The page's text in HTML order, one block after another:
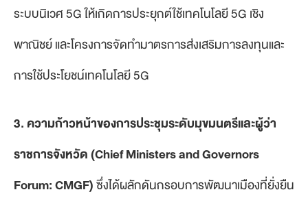
ระบบนิเวศ 5G ให้เกิดการประยุกต์ใช้เทคโนโลยี 5G เชิง
พาณิชย์ และโครงการจัดทำมาตรการส่งเสริมการลงทุนและ
การใช้ประโยชน์เทคโนโลยี 5G
3. ความก้าวหน้าของการประชุมระดับมุขมนตรีและผู้ว่า
ราชการจังหวัด (Chief Ministers and Governors
Forum: CMGF)ซึ่งได้ผลักดันกรอบการพัฒนาเมืองที่ยั่งยืน